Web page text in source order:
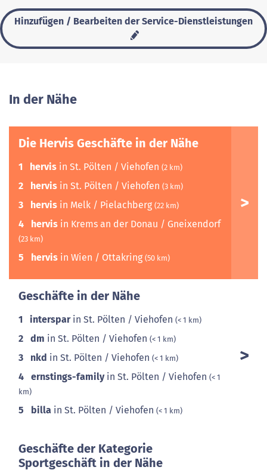
Hinzufügen / Bearbeiten der Service-Dienstleistungen
In der Nähe
Die Hervis Geschäfte in der Nähe
1 hervis in St. Pölten / Viehofen (2 km)
2 hervis in St. Pölten / Viehofen (3 km)
3 hervis in Melk / Pielachberg (22 km)
4 hervis in Krems an der Donau / Gneixendorf
(23 km)
5 hervis in Wien / Ottakring (50 km)
Geschäfte in der Nähe
1 intersparin St. Pölten / Viehofen (< 1 km)
2 dm in St. Pölten / Viehofen (< 1 km)
3 nkd in St. Pölten / Viehofen (< 1 km)
4 ernstings-familyin St. Pölten / Viehofen (< 1
km)
5 billa in St. Pölten / Viehofen (< 1 km)
Geschäfte der Kategorie
Sportgeschäft in der Nähe